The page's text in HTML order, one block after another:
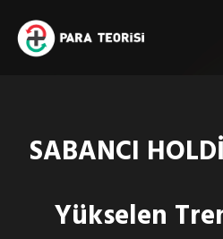
SABANCI
Yükselen